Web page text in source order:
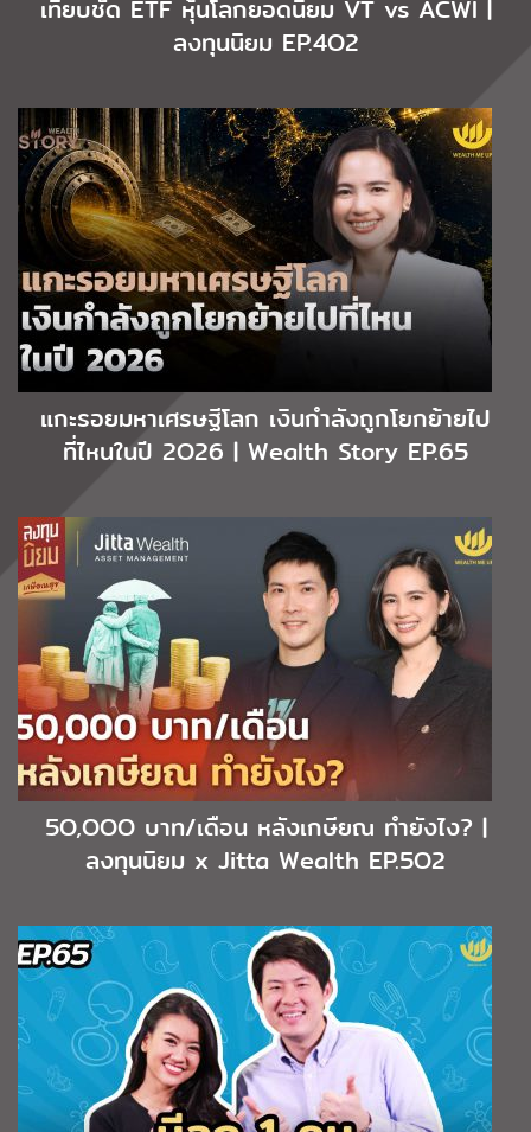
เทียบชัด ETF หุ้นโลกยอดนิยม VT vs ACWI |
ลงทุนนิยม EP.4O2
แกะรอยมหาเศรษฐีโลก เงินกำลังถูกโยกย้ายไป
ที่ไหนในปี 2O26 | Wealth Story EP.65
5O,OOO บาท/เดือน หลังเกษียณ ทำยังไง? |
ลงทุนนิยม x Jitta Wealth EP.5O2